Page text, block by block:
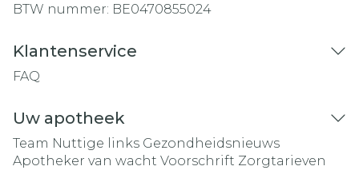
BTW nummer: BE0470855024
Klantenservice
FAQ
Uw apotheek
Team Nuttige links Gezondheidsnieuws
Apotheker van wacht Voorschrift Zorgtarieven